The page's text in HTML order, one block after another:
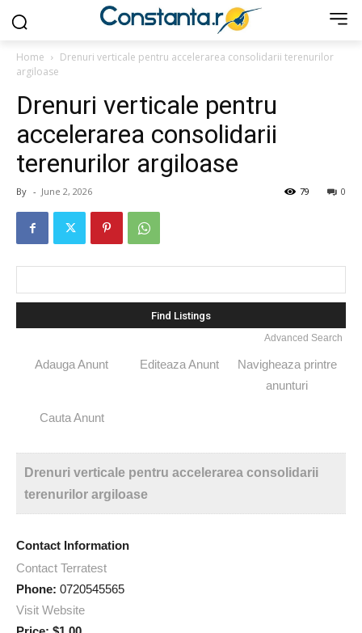
Home
Drenuri verticale pentru accelerarea consolidarii terenurilor
argiloase
Drenuri verticale pentru
accelerarea consolidarii
terenurilor argiloase
By - June 2, 2026 0
79
for:
Advanced Search
Adauga Anunt Editeaza Anunt
Navigheaza printre
anunturi
Cauta Anunt
Drenuri verticale pentru accelerarea consolidarii
terenurilor argiloase
Contact Information
Contact Terratest
Phone: 0720545565
Visit Website